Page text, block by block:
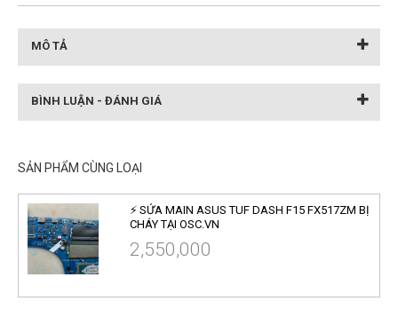
MÔ TẢ
BÌNH LUẬN - ĐÁNH GIÁ
SẢN PHẨM CÙNG LOẠI
⚡ SỬA MAIN ASUS TUF DASH F15 FX517ZM BỊ
CHÁY TẠI OSC.VN
2,550,000